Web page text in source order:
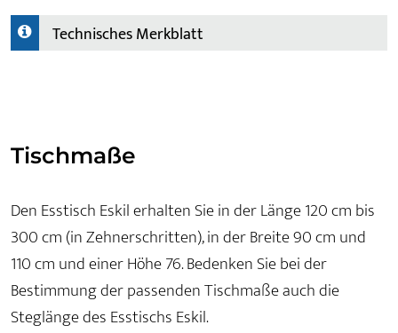
Technisches Merkblatt
Tischmaße
Den Esstisch Eskil erhalten Sie in der Länge 120 cm bis
300 cm (in Zehnerschritten), in der Breite 90 cm und
110 cm und einer Höhe 76. Bedenken Sie bei der
Bestimmung der passenden Tischmaße auch die
Steglänge des Esstischs Eskil.